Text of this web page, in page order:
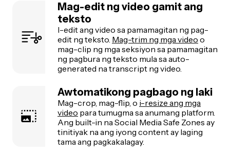
Mag-edit ng video gamit ang
teksto
I-edit ang video sa pamamagitan ng pag-
edit ng teksto. Mag-trim ng mga video o
mag-clip ng mga seksiyon sa pamamagitan
ng pagbura ng teksto mula sa auto-
generated na transcript ng video.
Awtomatikong pagbago ng laki
Mag-crop, mag-flip, o i-resize ang mga
video para tumugma sa anumang platform.
Ang built-in na Social Media Safe Zones ay
tinitiyak na ang iyong content ay laging
tama ang pagkakalagay.